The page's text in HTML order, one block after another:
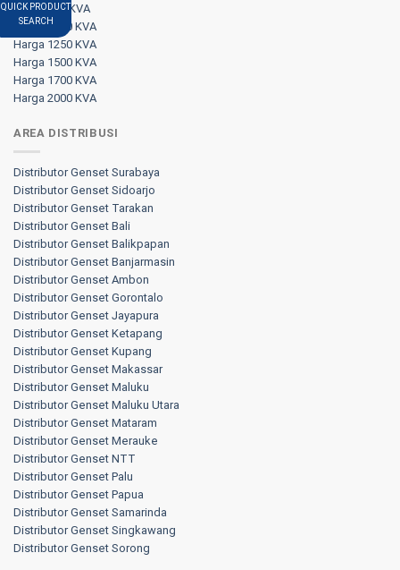
Harga 800 KVA
Harga 1000 KVA
Harga 1250 KVA
Harga 1500 KVA
Harga 1700 KVA
Harga 2000 KVA
AREA DISTRIBUSI
Distributor Genset Surabaya
Distributor Genset Sidoarjo
Distributor Genset Tarakan
Distributor Genset Bali
Distributor Genset Balikpapan
Distributor Genset Banjarmasin
Distributor Genset Ambon
Distributor Genset Gorontalo
Distributor Genset Jayapura
Distributor Genset Ketapang
Distributor Genset Kupang
Distributor Genset Makassar
Distributor Genset Maluku
Distributor Genset Maluku Utara
Distributor Genset Mataram
Distributor Genset Merauke
Distributor Genset NTT
Distributor Genset Palu
Distributor Genset Papua
Distributor Genset Samarinda
Distributor Genset Singkawang
Distributor Genset Sorong
QUICK PRODUCT
SEARCH